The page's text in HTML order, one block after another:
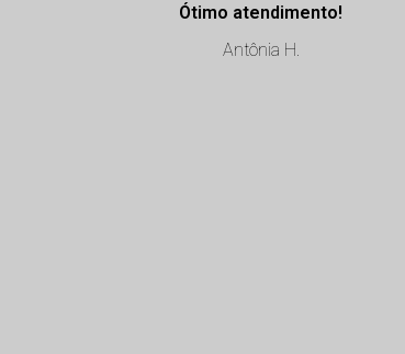
Ótimo atendimento!
Antônia H.